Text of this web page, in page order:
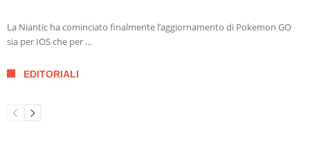
La Niantic ha cominciato finalmente l’aggiornamento di Pokemon GO
sia per IOS che per …
EDITORIALI